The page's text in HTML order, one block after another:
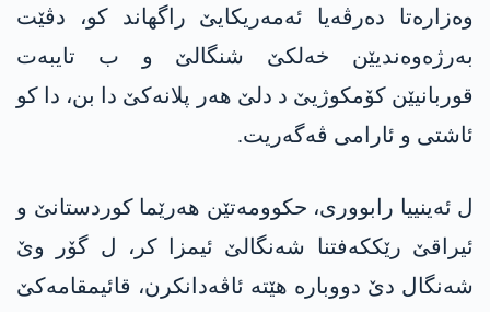
وەزارەتا دەرڤەیا ئه‌مەریکایێ راگھاند کو، دڤێت
بەرژەوەندیێن خەلکێ شنگالێ و ب تایبەت
قوربانیێن کۆمکوژیێ د دلێ ھەر پلانەکێ دا بن، دا کو
ئاشتی و ئارامی ڤەگەریت.
ل ئه‌ینییا رابووری، حكوومه‌تێن هه‌رێما كوردستانێ و
ئیراقێ رێككه‌فتنا شه‌نگالێ ئیمزا كر، ل گۆر وێ
شه‌نگال دێ دووباره‌ هێته‌ ئاڤه‌دانكرن، قائیمقامه‌كێ